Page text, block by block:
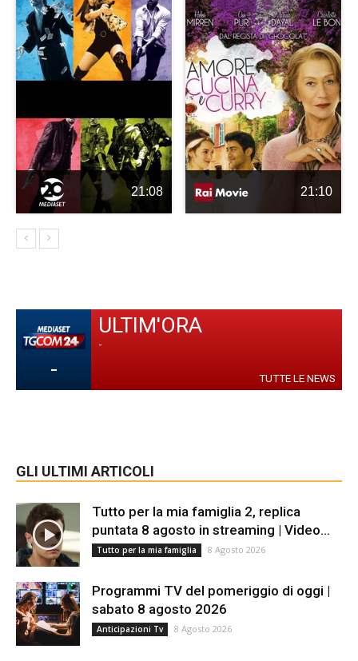
21:08 21:10
-
ULTIM'ORA
-
TUTTE LE NEWS
GLI ULTIMI ARTICOLI
Tutto per la mia famiglia 2, replica
puntata 8 agosto in streaming | Video...
Tutto per la mia famiglia 8 Agosto 2026
Programmi TV del pomeriggio di oggi |
sabato 8 agosto 2026
Anticipazioni Tv 8 Agosto 2026